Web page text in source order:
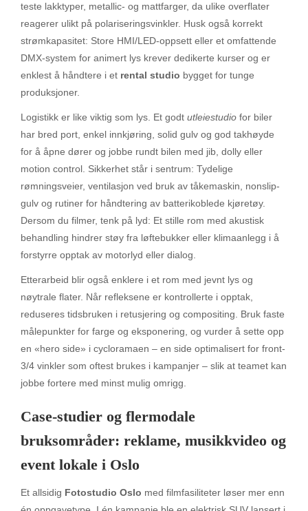
teste lakktyper, metallic- og mattfarger, da ulike overflater
reagerer ulikt på polariseringsvinkler. Husk også korrekt
strømkapasitet: Store HMI/LED-oppsett eller et omfattende
DMX-system for animert lys krever dedikerte kurser og er
enklest å håndtere i et rental studio bygget for tunge
produksjoner.
Logistikk er like viktig som lys. Et godt utleiestudio for biler
har bred port, enkel innkjøring, solid gulv og god takhøyde
for å åpne dører og jobbe rundt bilen med jib, dolly eller
motion control. Sikkerhet står i sentrum: Tydelige
rømningsveier, ventilasjon ved bruk av tåkemaskin, nonslip-
gulv og rutiner for håndtering av batterikoblede kjøretøy.
Dersom du filmer, tenk på lyd: Et stille rom med akustisk
behandling hindrer støy fra løftebukker eller klimaanlegg i å
forstyrre opptak av motorlyd eller dialog.
Etterarbeid blir også enklere i et rom med jevnt lys og
nøytrale flater. Når refleksene er kontrollerte i opptak,
reduseres tidsbruken i retusjering og compositing. Bruk faste
målepunkter for farge og eksponering, og vurder å sette opp
en «hero side» i cycloramaen – en side optimalisert for front-
3/4 vinkler som oftest brukes i kampanjer – slik at teamet kan
jobbe fortere med minst mulig omrigg.
Case-studier og flermodale
bruksområder: reklame, musikkvideo og
event lokale i Oslo
Et allsidig Fotostudio Oslo med filmfasiliteter løser mer enn